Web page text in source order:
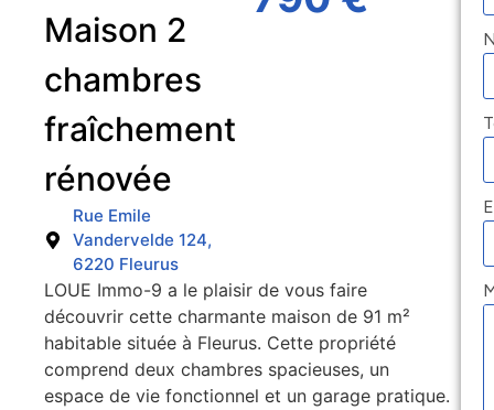
Maison 2
chambres
fraîchement
rénovée
Rue Emile
Vandervelde 124,
6220 Fleurus
LOUE Immo-9 a le plaisir de vous faire
découvrir cette charmante maison de 91 m²
habitable située à Fleurus. Cette propriété
comprend deux chambres spacieuses, un
espace de vie fonctionnel et un garage pratique.